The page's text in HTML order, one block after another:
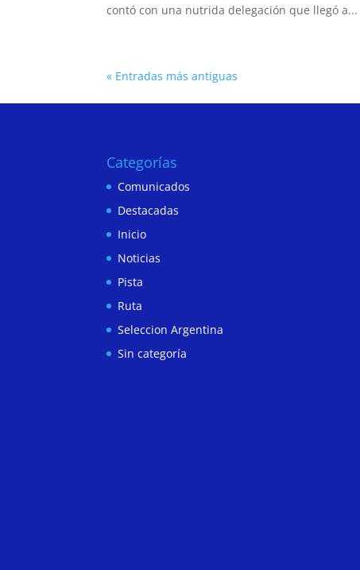
contó con una nutrida delegación que llegó a...
« Entradas más antiguas
Categorías
Comunicados
Destacadas
Inicio
Noticias
Pista
Ruta
Seleccion Argentina
Sin categoría